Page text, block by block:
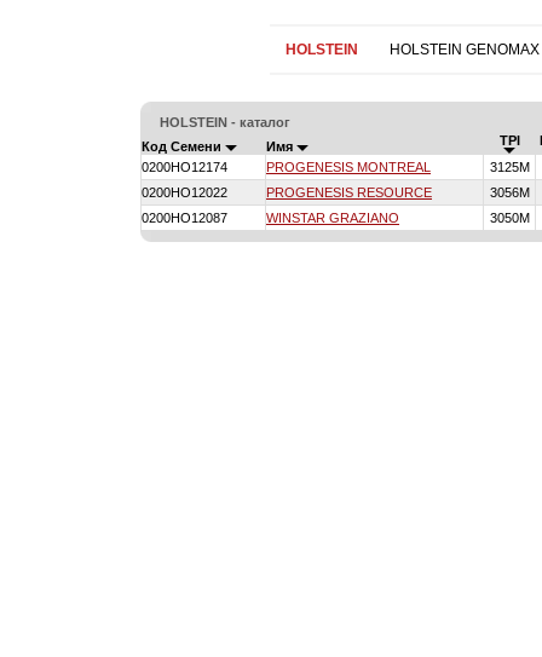
HOLSTEIN HOLSTEIN GENOMAX
HOLSTEIN - каталог
Код Семени
Имя TPI
0200HO12174
PROGENESIS MONTREAL
3125M
0200HO12022
PROGENESIS RESOURCE
3056M
0200HO12087
WINSTAR GRAZIANO 3050M